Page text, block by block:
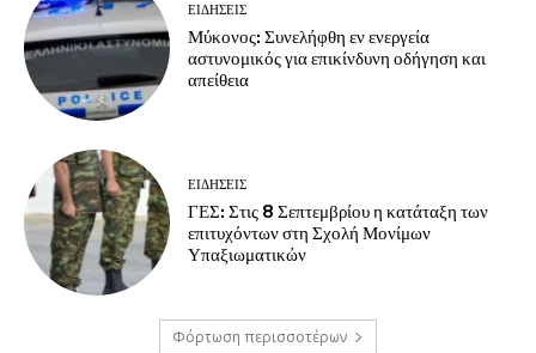
ΕΙΔΗΣΕΙΣ
Μύκονος: Συνελήφθη εν ενεργεία
αστυνομικός για επικίνδυνη οδήγηση και
απείθεια
ΕΙΔΗΣΕΙΣ
ΓΕΣ: Στις 8 Σεπτεμβρίου η κατάταξη των
επιτυχόντων στη Σχολή Μονίμων
Υπαξιωματικών
Φόρτωση περισσοτέρων